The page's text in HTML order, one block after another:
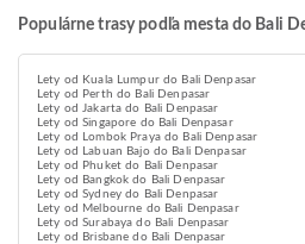
Populárne trasy podľa mesta do Bali
Lety od Kuala Lumpur do Bali Denpasar
Lety od Perth do Bali Denpasar
Lety od Jakarta do Bali Denpasar
Lety od Singapore do Bali Denpasar
Lety od Lombok Praya do Bali Denpasar
Lety od Labuan Bajo do Bali Denpasar
Lety od Phuket do Bali Denpasar
Lety od Bangkok do Bali Denpasar
Lety od Sydney do Bali Denpasar
Lety od Melbourne do Bali Denpasar
Lety od Surabaya do Bali Denpasar
Lety od Brisbane do Bali Denpasar